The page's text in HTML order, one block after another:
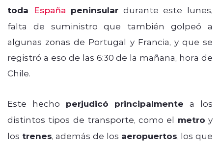
toda
España peninsular durante este lunes,
falta de suministro que también golpeó a
algunas zonas de Portugal y Francia, y que se
registró a eso de las 6:30 de la mañana, hora de
Chile.
Este hecho perjudicó principalmente a los
distintos tipos de transporte, como el metro y
los trenes, además de los aeropuertos, los que